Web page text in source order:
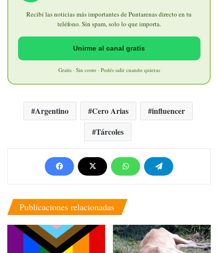
Recibí las noticias más importantes de Puntarenas directo en tu
teléfono. Sin spam, solo lo que importa.
Unirme al canal gratis
Gratis · Sin costo · Podés salir cuando quieras
Argentino Cero Arias
influencer
Tárcoles
Publicaciones relacionadas